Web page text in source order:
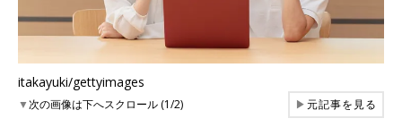
itakayuki/gettyimages
▼次の画像は下へスクロール (1/2) ▶元記事を見る